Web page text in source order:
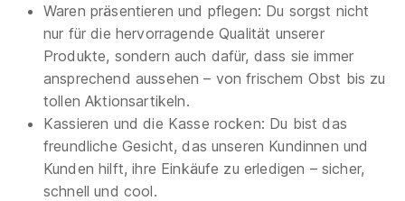
Ausbildung Verkäufer (m/w/d) PENNY Markt GmbH
01.08.2027
41564 Kaarst
Video
Neu
Waren präsentieren und pflegen: Du sorgst nicht
nur für die hervorragende Qualität unserer
Produkte, sondern auch dafür, dass sie immer
ansprechend aussehen – von frischem Obst bis zu
tollen Aktionsartikeln.
Kassieren und die Kasse rocken: Du bist das
freundliche Gesicht, das unseren Kundinnen und
Kunden hilft, ihre Einkäufe zu erledigen – sicher,
schnell und cool.